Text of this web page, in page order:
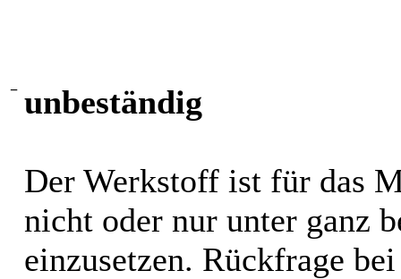
− unbeständig
Der Werkstoff ist für das
nicht oder nur unter ganz
einzusetzen. Rückfrage